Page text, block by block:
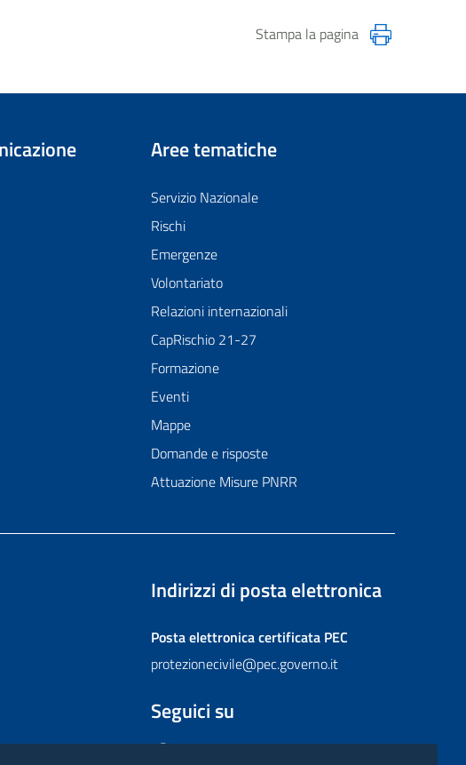
Stampa la pagina
Aree tematiche
Servizio Nazionale
Rischi
Emergenze
Volontariato
Relazioni internazionali
CapRischio 21-27
Formazione
Eventi
Mappe
Domande e risposte
Attuazione Misure PNRR
Indirizzi di posta elettronica
Posta elettronica certificataPEC
protezionecivile@pec.governo.it
Seguici su
FacebookInstagram
TwitterYouTubeFlickr